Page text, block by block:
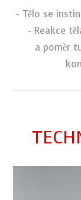
- Tělo se
- Reakce
a poměr